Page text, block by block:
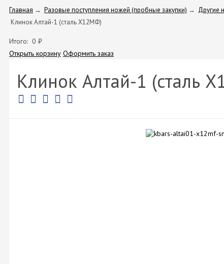
Главная → Разовые поступления ножей (пробные закупки) → Другие
Клинок Алтай-1 (сталь Х12МФ)
Итого: 0 ₽
Открыть корзину Оформить заказ
Клинок Алтай-1 (сталь